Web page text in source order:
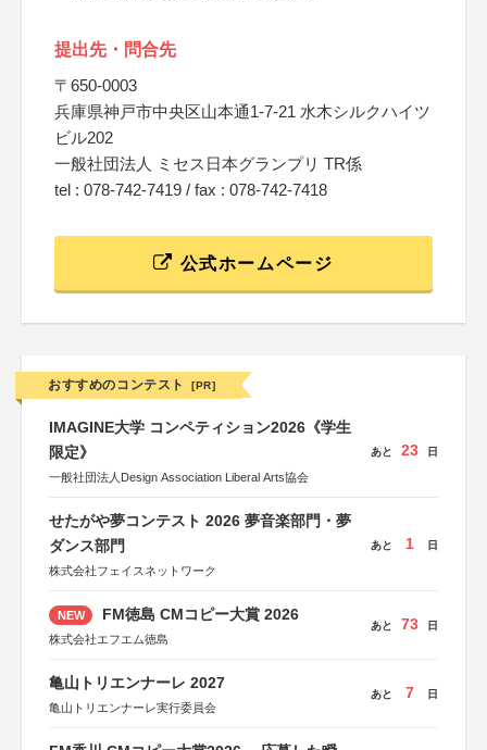
提出先・問合先
〒650-0003
兵庫県神戸市中央区山本通1-7-21 水木シルクハイツ
ビル202
一般社団法人 ミセス日本グランプリ TR係
tel : 078-742-7419 / fax : 078-742-7418
公式ホームページ
おすすめのコンテスト [PR]
IMAGINE大学 コンペティション2026《学生
限定》
一般社団法人Design Association Liberal Arts協会
あと 23 日
せたがや夢コンテスト 2026 夢音楽部門・夢
ダンス部門
株式会社フェイスネットワーク
あと 1 日
NEW FM徳島 CMコピー大賞 2026
株式会社エフエム徳島
あと 73 日
亀山トリエンナーレ 2027
亀山トリエンナーレ実行委員会
あと 7 日